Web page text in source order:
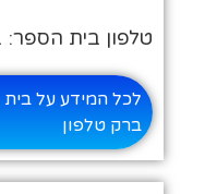
טלפון בית הספר: 03-5703321
לכל המידע על בית
ברק טלפון